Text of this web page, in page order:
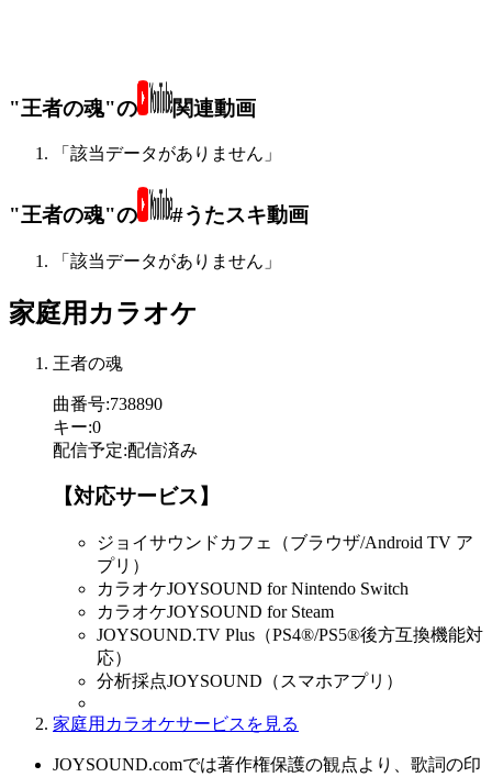
"王者の魂"の 関連動画
「該当データがありません」
"王者の魂"の #うたスキ動画
「該当データがありません」
家庭用カラオケ
王者の魂
曲番号:738890
キー:0
配信予定:配信済み
【対応サービス】
ジョイサウンドカフェ（ブラウザ/Android TV ア
プリ）
カラオケJOYSOUND for Nintendo Switch
カラオケJOYSOUND for Steam
JOYSOUND.TV Plus（PS4®/PS5®後方互換機能対
応）
分析採点JOYSOUND（スマホアプリ）
家庭用カラオケサービスを見る
JOYSOUND.comでは著作権保護の観点より、歌詞の印